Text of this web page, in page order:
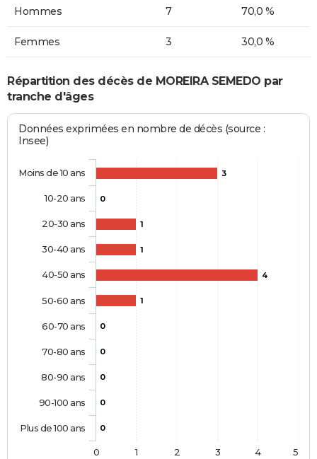
Hommes 7 70,0 %
Femmes 3 30,0 %
Répartition des décès de MOREIRA SEMEDO par
tranche d'âges
Données exprimées en nombre de décès (source :
Insee)
3
0
1
1
4
1
0
0
0
0
0
Moins de 10 ans
10-20 ans
20-30 ans
30-40 ans
40-50 ans
50-60 ans
60-70 ans
70-80 ans
80-90 ans
90-100 ans
Plus de 100 ans
0 1 2 3 4 5